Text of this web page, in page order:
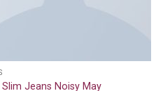
Slim Jeans Noisy May